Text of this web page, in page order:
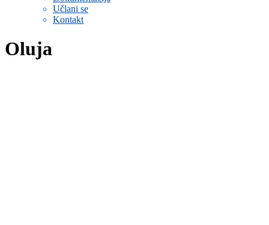
Učlani se
Kontakt
Oluja